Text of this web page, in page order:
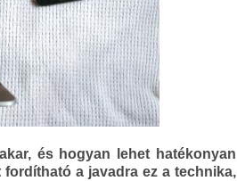
és hogyan lehet hatékonyan
a javadra ez a technika,